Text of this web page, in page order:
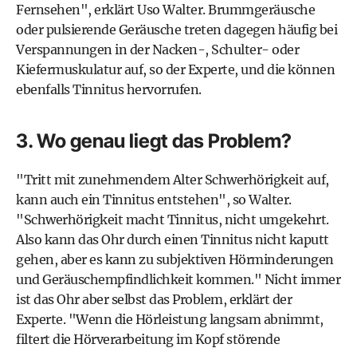
Fernsehen", erklärt Uso Walter. Brummgeräusche
oder pulsierende Geräusche treten dagegen häufig bei
Verspannungen in der Nacken-, Schulter- oder
Kiefermuskulatur auf, so der Experte, und die können
ebenfalls Tinnitus hervorrufen.
3. Wo genau liegt das Problem?
"Tritt mit zunehmendem Alter Schwerhörigkeit auf,
kann auch ein Tinnitus entstehen", so Walter.
"Schwerhörigkeit macht Tinnitus, nicht umgekehrt.
Also kann das Ohr durch einen Tinnitus nicht kaputt
gehen, aber es kann zu subjektiven Hörminderungen
und Geräuschempfindlichkeit kommen." Nicht immer
ist das Ohr aber selbst das Problem, erklärt der
Experte. "Wenn die Hörleistung langsam abnimmt,
filtert die Hörverarbeitung im Kopf störende